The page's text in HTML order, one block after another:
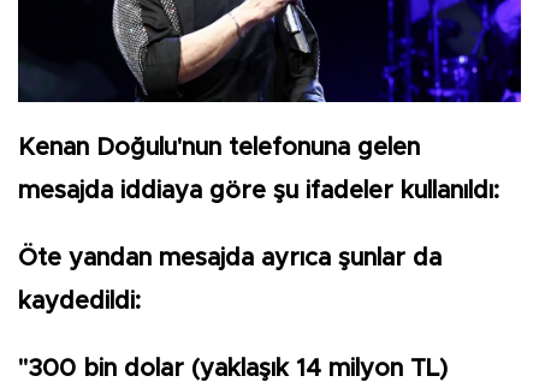
Kenan Doğulu'nun telefonuna gelen
mesajda iddiaya göre şu ifadeler kullanıldı:
Öte yandan mesajda ayrıca şunlar da
kaydedildi:
"300 bin dolar (yaklaşık 14 milyon TL)